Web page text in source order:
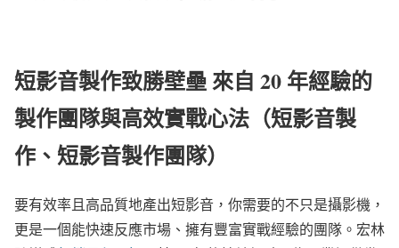
短影音製作致勝壁壘 來自 20 年經驗的
製作團隊與高效實戰心法（短影音製
作、短影音製作團隊）
要有效率且高品質地產出短影音，你需要的不只是攝影機，
更是一個能快速反應市場、擁有豐富實戰經驗的團隊。宏林